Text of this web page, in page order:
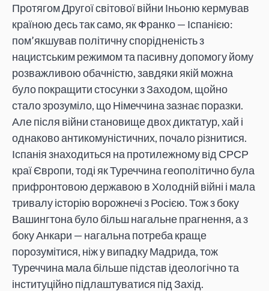
Протягом Другої світової війни Іньоню кермував
країною десь так само, як Франко — Іспанією:
пом’якшував політичну спорідненість з
нацистським режимом та пасивну допомогу йому
розважливою обачністю, завдяки якій можна
було покращити стосунки з Заходом, щойно
стало зрозуміло, що Німеччина зазнає поразки.
Але після війни становище двох диктатур, хай і
однаково антикомуністичних, почало різнитися.
Іспанія знаходиться на протилежному від СРСР
краї Європи, тоді як Туреччина геополітично була
прифронтовою державою в Холодній війні і мала
тривалу історію ворожнечі з Росією. Тож з боку
Вашингтона було більш нагальне прагнення, а з
боку Анкари — нагальна потреба краще
порозумітися, ніж у випадку Мадрида, тож
Туреччина мала більше підстав ідеологічно та
інституційно підлаштуватися під Захід.